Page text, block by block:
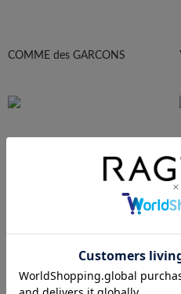
COMME des GARCONS